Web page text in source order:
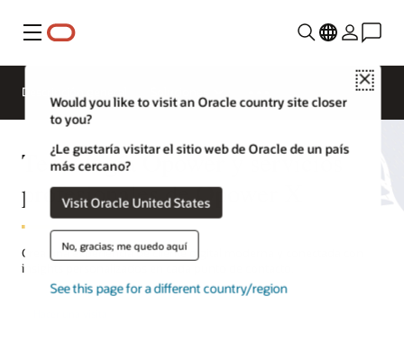
Menú
Close
Would you like to visit an Oracle country site closer
to you?
¿Le gustaría visitar el sitio web de Oracle de un país
más cercano?
Visit Oracle United States
No, gracias; me quedo aquí
See this page for a different country/region
Descripción general
Tecnología Opower y servicios
profesionales de Opower X
Crea una experiencia de cliente digital moderna y conectada con
insights personalizados en cada punto de contacto.